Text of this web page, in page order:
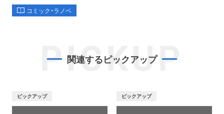
コミック・ラノベ
PICKUP
関連するピックアップ
ピックアップ ピックアップ